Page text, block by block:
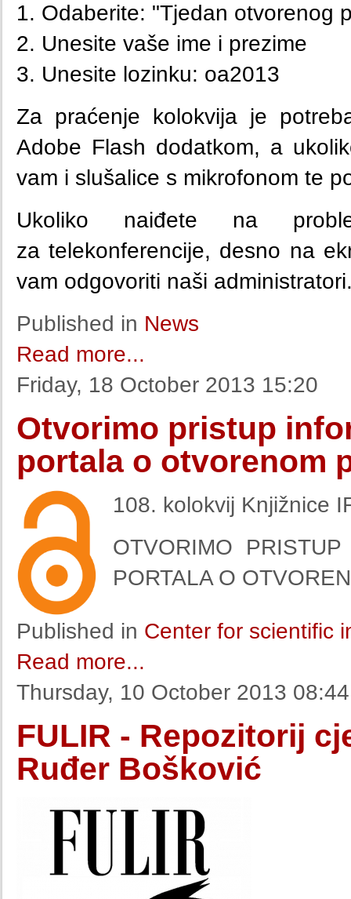
1. Odaberite: "Tjedan otvorenog
2. Unesite vaše ime i prezime
3. Unesite lozinku: oa2013
Za praćenje kolokvija je
Adobe Flash dodatkom, a
vam i slušalice s mikrofonom te
Ukoliko naiđete na
zatelekonferencije, desno na
vam odgovoriti naši
Published in News
Read more...
Friday, 18 October 2013 15:20
Otvorimo pristup
portala o otvorenom
108. kolokvij Knjižnice
OTVORIMO
PORTALA O
Published in Center for scientific
Read more...
Thursday, 10 October 2013 08:44
FULIR - Repozitorij
Ruđer Bošković